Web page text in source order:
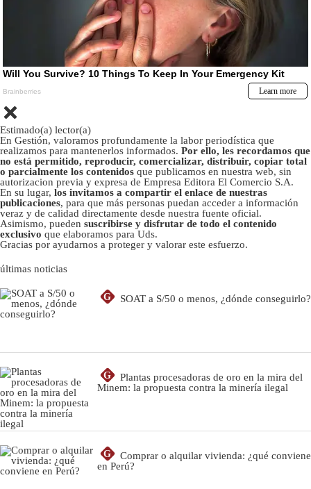
Estimado(a) lector(a)
En Gestión, valoramos profundamente la labor periodística que
realizamos para mantenerlos informados. Por ello, les recordamos que
no está permitido, reproducir, comercializar, distribuir, copiar total
o parcialmente los contenidos que publicamos en nuestra web, sin
autorizacion previa y expresa de Empresa Editora El Comercio S.A.
En su lugar, los invitamos a compartir el enlace de nuestras
publicaciones, para que más personas puedan acceder a información
veraz y de calidad directamente desde nuestra fuente oficial.
Asimismo, pueden suscribirse y disfrutar de todo el contenido
exclusivo que elaboramos para Uds.
Gracias por ayudarnos a proteger y valorar este esfuerzo.
últimas noticias
G SOAT a S/50 o menos, ¿dónde conseguirlo?
G
Plantas procesadoras de oro en la mira del
Minem: la propuesta contra la minería ilegal
G
Comprar o alquilar vivienda: ¿qué conviene
en Perú?